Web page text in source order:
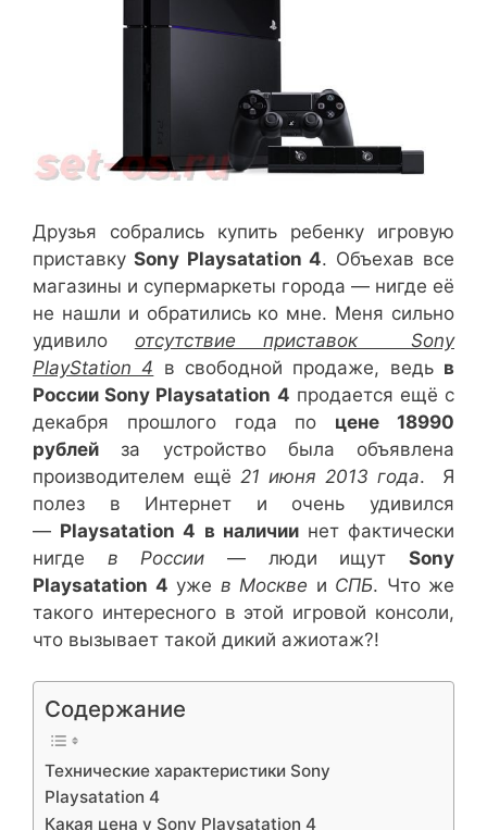
Друзья собрались купить ребенку игровую
приставку Sony Playsatation 4. Объехав все
магазины и супермаркеты города — нигде её
не нашли и обратились ко мне. Меня сильно
удивило отсутствие приставок Sony
PlayStation 4 в свободной продаже, ведь в
России Sony Playsatation 4 продается ещё с
декабря прошлого года по цене 18990
рублей за устройство была объявлена
производителем ещё 21 июня 2013 года. Я
полез в Интернет и очень удивился
— Playsatation 4 в наличиинет фактически
нигде в России — люди ищутSony
Playsatation 4 уже в Москве и СПБ. Что же
такого интересного в этой игровой консоли,
что вызывает такой дикий ажиотаж?!
Содержание
Технические характеристики Sony
Playsatation 4
Какая цена у Sony Playsatation 4